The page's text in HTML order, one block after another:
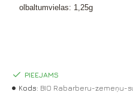
olbaltumvielas: 1,25g
PIEEJAMS
Kods: BIO Rabarberu-zemeņu-